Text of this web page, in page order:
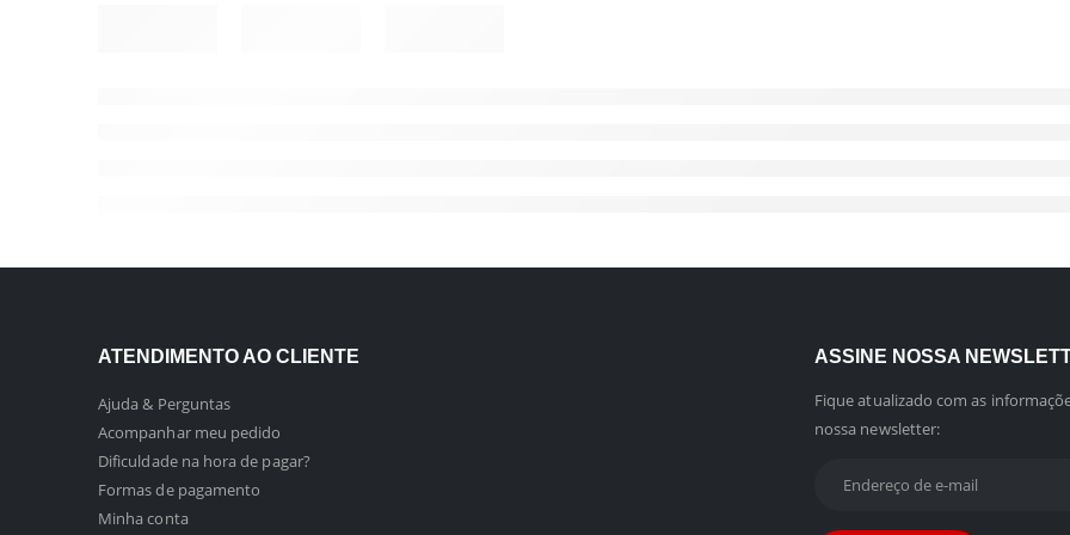
ATENDIMENTO AO CLIENTE
Ajuda & Perguntas
Acompanhar meu pedido
Dificuldade na hora de pagar?
Formas de pagamento
Minha conta
ASSINE NOSSA
Fique atualizado com as
nossa newsletter: